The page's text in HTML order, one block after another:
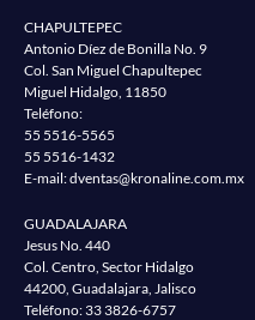
CHAPULTEPEC
Antonio Díez de Bonilla No. 9
Col. San Miguel Chapultepec
Miguel Hidalgo, 11850
Teléfono:
55 5516-5565
55 5516-1432
E-mail:dventas@kronaline.com.mx
GUADALAJARA
Jesus No. 440
Col. Centro, Sector Hidalgo
44200, Guadalajara, Jalisco
Teléfono: 33 3826-6757